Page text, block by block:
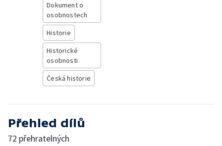
Dokument o
osobnostech
Historie
Historické
osobnosti
Česká historie
Přehled dílů
72 přehratelných